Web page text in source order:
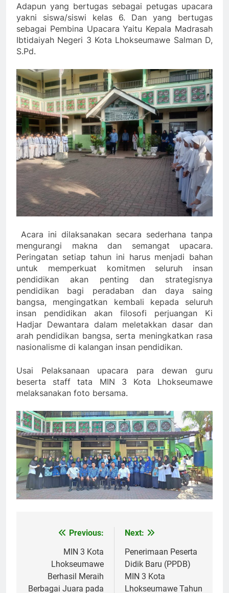
Adapun yang bertugas sebagai petugas upacara
yakni siswa/siswi kelas 6. Dan yang bertugas
sebagai Pembina Upacara Yaitu Kepala Madrasah
Ibtidaiyah Negeri 3 Kota Lhokseumawe Salman D,
S.Pd.
Acara ini dilaksanakan secara sederhana tanpa
mengurangi makna dan semangat upacara.
Peringatan setiap tahun ini harus menjadi bahan
untuk memperkuat komitmen seluruh insan
pendidikan akan penting dan strategisnya
pendidikan bagi peradaban dan daya saing
bangsa, mengingatkan kembali kepada seluruh
insan pendidikan akan filosofi perjuangan Ki
Hadjar Dewantara dalam meletakkan dasar dan
arah pendidikan bangsa, serta meningkatkan rasa
nasionalisme di kalangan insan pendidikan.
Usai Pelaksanaan upacara para dewan guru
beserta staff tata MIN 3 Kota Lhokseumawe
melaksanakan foto bersama.
NavigasiPrevious:
MIN 3 Kota
Lhokseumawe
Berhasil Meraih
Berbagai Juara pada
Next:
Penerimaan Peserta
Didik Baru (PPDB)
MIN 3 Kota
Lhokseumawe Tahun